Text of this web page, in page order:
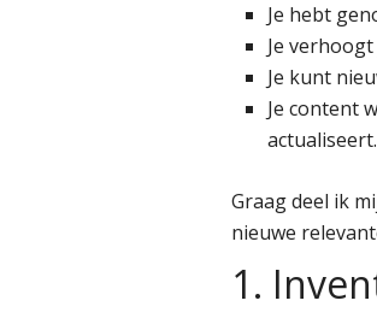
Je hebt
Je
Je kunt
Je content
actualiseert.
Graag deel ik
nieuwe
1.